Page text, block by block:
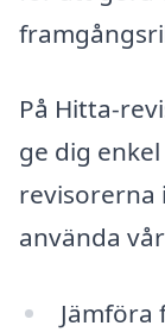
På Hitta-
ge dig
revisorerna
använda